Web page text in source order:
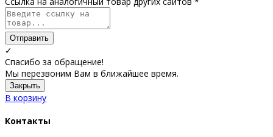
Отправить
✓
Спасибо за обращение!
Мы перезвоним Вам в ближайшее время.
Закрыть
В корзину
Контакты